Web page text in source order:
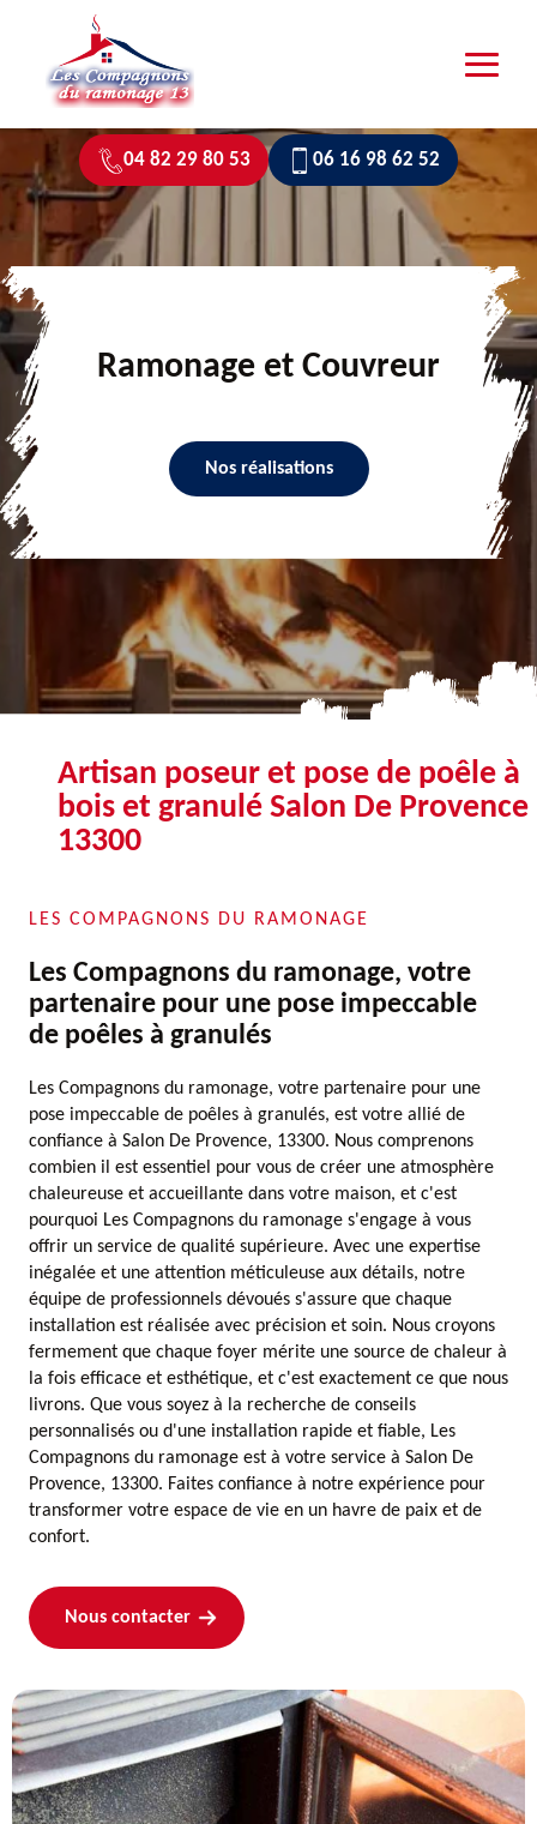
04 82 29 80 53 06 16 98 62 52
Ramonage et Couvreur
Nos réalisations
Artisan poseur et pose de poêle à
bois et granulé Salon De Provence
13300
LES COMPAGNONS DU RAMONAGE
Les Compagnons du ramonage, votre
partenaire pour une pose impeccable
de poêles à granulés
Les Compagnons du ramonage, votre partenaire pour une
pose impeccable de poêles à granulés, est votre allié de
confiance à Salon De Provence, 13300. Nous comprenons
combien il est essentiel pour vous de créer une atmosphère
chaleureuse et accueillante dans votre maison, et c'est
pourquoi Les Compagnons du ramonage s'engage à vous
offrir un service de qualité supérieure. Avec une expertise
inégalée et une attention méticuleuse aux détails, notre
équipe de professionnels dévoués s'assure que chaque
installation est réalisée avec précision et soin. Nous croyons
fermement que chaque foyer mérite une source de chaleur à
la fois efficace et esthétique, et c'est exactement ce que nous
livrons. Que vous soyez à la recherche de conseils
personnalisés ou d'une installation rapide et fiable, Les
Compagnons du ramonage est à votre service à Salon De
Provence, 13300. Faites confiance à notre expérience pour
transformer votre espace de vie en un havre de paix et de
confort.
Nous contacter